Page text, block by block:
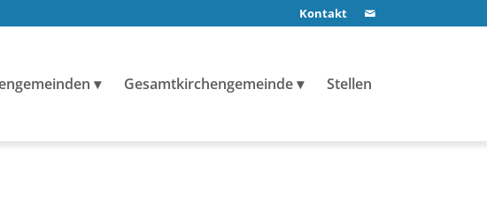
Kontakt
Gesamtkirchengemeinde Stellen